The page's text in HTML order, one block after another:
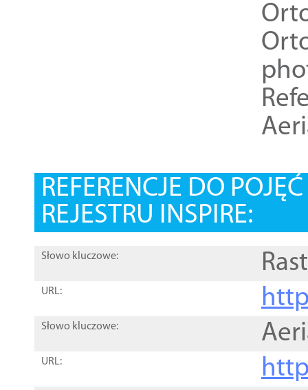
REFERENCJE DO
REJESTRU INSPIRE:
Słowo kluczowe:
URL:
Słowo kluczowe:
URL: